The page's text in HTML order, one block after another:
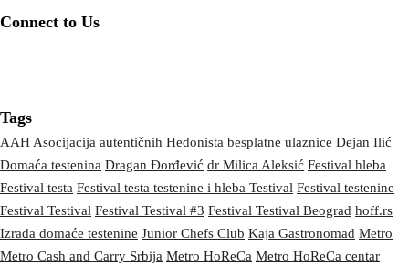
Connect to Us
Tags
AAH Asocijacija autentičnih Hedonista besplatne ulaznice Dejan Ilić
Domaća testenina Dragan Đorđević dr Milica Aleksić Festival hleba
Festival testa Festival testa testenine i hleba Testival Festival testenine
Festival Testival Festival Testival #3 Festival Testival Beograd hoff.rs
Izrada domaće testenine Junior Chefs Club Kaja Gastronomad Metro
Metro Cash and Carry Srbija Metro HoReCa Metro HoReCa centar